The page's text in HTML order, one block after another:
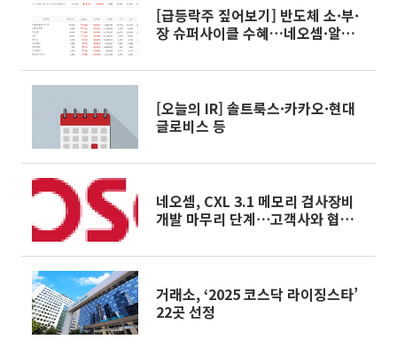
[급등락주 짚어보기] 반도체 소·부·
장 슈퍼사이클 수혜…네오셈·알트
[오늘의 IR] 솔트룩스·카카오·현대
글로비스 등
네오셈, CXL 3.1 메모리 검사장비
개발 마무리 단계⋯고객사와 협의
거래소, ‘2025 코스닥 라이징스타’
22곳 선정